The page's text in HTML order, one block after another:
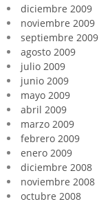
diciembre 2009
noviembre 2009
septiembre 2009
agosto 2009
julio 2009
junio 2009
mayo 2009
abril 2009
marzo 2009
febrero 2009
enero 2009
diciembre 2008
noviembre 2008
octubre 2008